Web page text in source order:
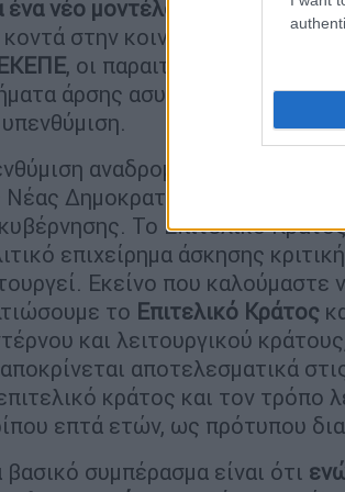
ένα νέο μοντέλο διακυβέρνησης
κοντά στην κοινωνία των
, οι παραιτήσεις
άρσης ασυλίας βουλευτών
αναδρομής στο πρώτο
Νέας Δημοκρατίας, που
Το Επιτελικό
επιχείρημα άσκησης
Εκείνο που καλούμαστε
το Επιτελικό Κράτος
και λειτουργικού
αποτελεσματικά
κράτος και τον τρόπο
επτά ετών, ως πρότυπου
βασικό συμπέρασμα είναι ότι